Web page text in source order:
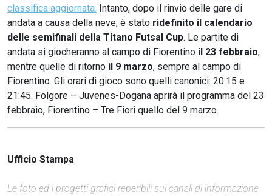
classifica aggiornata. Intanto, dopo il rinvio delle gare di
andata a causa della neve, è stato ridefinito il calendario
delle semifinali della Titano Futsal Cup. Le partite di
andata si giocheranno al campo di Fiorentino il 23 febbraio,
mentre quelle di ritorno il 9 marzo, sempre al campo di
Fiorentino. Gli orari di gioco sono quelli canonici: 20:15 e
21:45. Folgore – Juvenes-Dogana aprirà il programma del 23
febbraio, Fiorentino – Tre Fiori quello del 9 marzo.
Ufficio Stampa
Le foto ed i progetti grafici reperibili sui canali di informazione